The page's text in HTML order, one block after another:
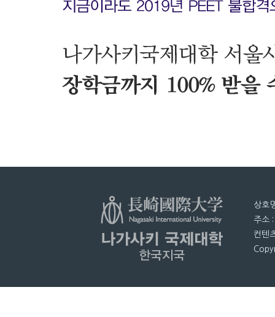
상호
주소
컨텐